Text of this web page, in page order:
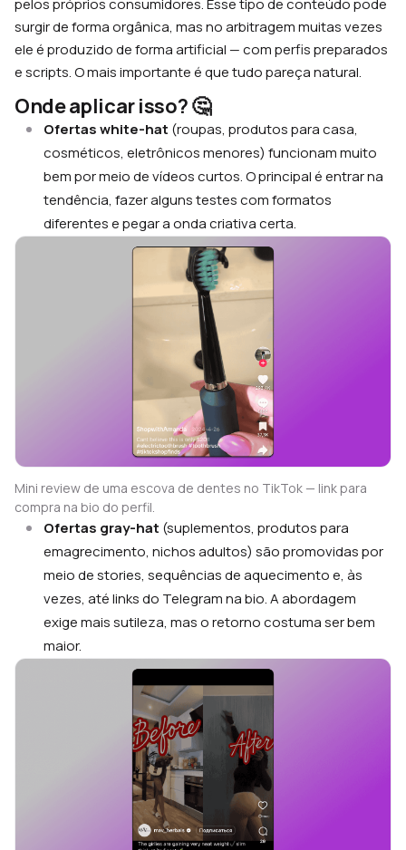
pelos próprios consumidores. Esse tipo de conteúdo pode
surgir de forma orgânica, mas no arbitragem muitas vezes
ele é produzido de forma artificial — com perfis preparados
e scripts. O mais importante é que tudo pareça natural.
Onde aplicar isso?🤔
Ofertas white-hat (roupas, produtos para casa,
cosméticos, eletrônicos menores) funcionam muito
bem por meio de vídeos curtos. O principal é entrar na
tendência, fazer alguns testes com formatos
diferentes e pegar a onda criativa certa.
Mini review de uma escova de dentes no TikTok — link para
compra na bio do perfil.
Ofertas gray-hat (suplementos, produtos para
emagrecimento, nichos adultos) são promovidas por
meio de stories, sequências de aquecimento e, às
vezes, até links do Telegram na bio. A abordagem
exige mais sutileza, mas o retorno costuma ser bem
maior.